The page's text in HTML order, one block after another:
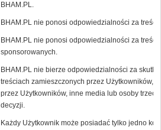
BHAM.PL.
BHAM.PL nie ponosi odpowiedzialności za
BHAM.PL nie ponosi odpowiedzialności za treści
sponsorowanych.
BHAM.PL nie bierze odpowiedzialności za
treściach zamieszczonych przez Użytkowników,
przez Użytkowników, inne media lub osoby
decyzji.
Każdy Użytkownik może posiadać tylko jedno